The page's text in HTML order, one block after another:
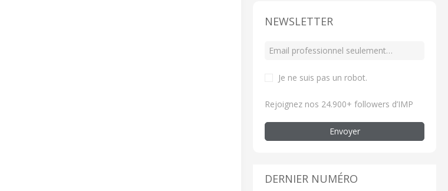
NEWSLETTER
Je ne suis pas un robot.
Rejoignez nos 24.900+ followers d’IMP
Envoyer
DERNIER NUMÉRO